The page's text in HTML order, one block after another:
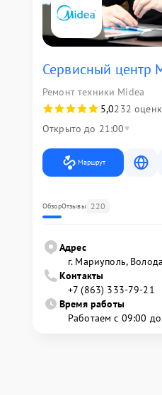
Сервисный центр
Ремонт техники Midea
5,0232
Открыто до 21:00
Маршрут
ОбзорОтзывы 220
Адрес
г. Мариуполь,
Контакты
+7 (863) 333-79-21
Время работы
Работаем с 09:00